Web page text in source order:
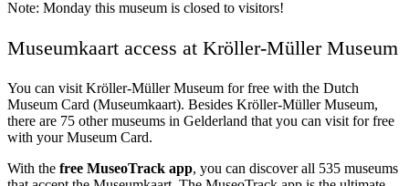
Note: Monday this museum is closed to visitors!
Museumkaart access at Kröller-Müller Museum
You can visit Kröller-Müller Museum for free with the Dutch
Museum Card (Museumkaart). Besides Kröller-Müller Museum,
there are 75 other museums in Gelderland that you can visit for free
with your Museum Card.
With the free MuseoTrack app, you can discover all 535 museums